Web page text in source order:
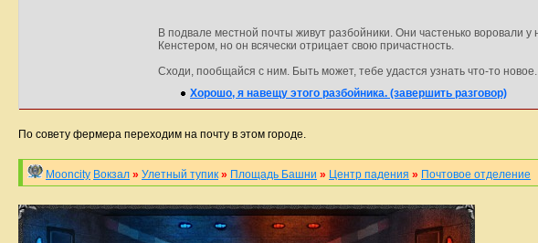
В подвале местной почты живут разбойники. Они частенько
Кенстером, но он всячески отрицает свою причастность.
Сходи, пообщайся с ним. Быть может, тебе удастся узнать что-то новое...
Хорошо, я навещу этого разбойника. (завершить разговор)
По совету фермера переходим на почту в этом городе.
Mooncity Вокзал » Улетный тупик » Площадь Башни » Центр падения » Почтовое отделение